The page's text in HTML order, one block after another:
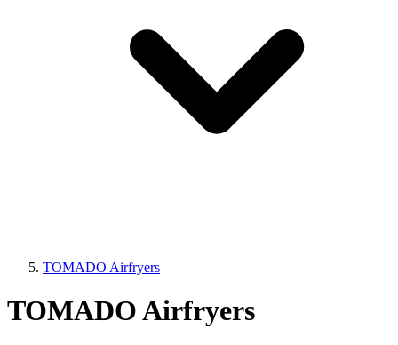
TOMADO Airfryers
TOMADO Airfryers